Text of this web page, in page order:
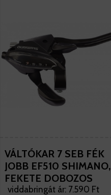
VÁLTÓKAR 7 SEB FÉK
JOBB EF510 SHIMANO,
FEKETE DOBOZOS
viddabringát ár: 7.590 Ft